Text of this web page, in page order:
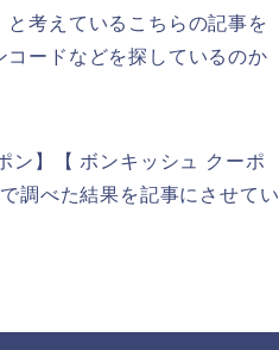
考えているこちらの記事を
ードなどを探しているのか
ン】【 ボンキッシュ クーポ
調べた結果を記事にさせてい